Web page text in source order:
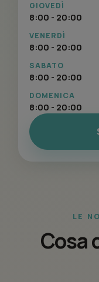
GIOVEDÌ
8:00 - 20:00
VENERDÌ
8:00 - 20:00
SABATO
8:00 - 20:00
DOMENICA
8:00 - 20:00
LE
Cosa